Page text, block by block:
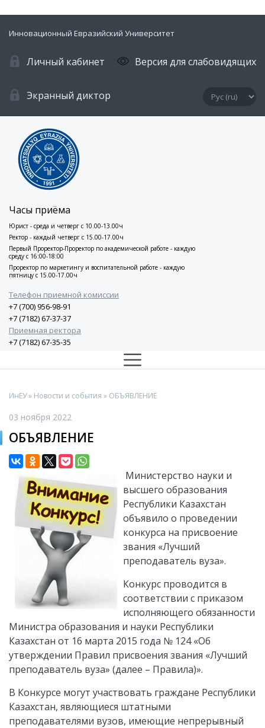
Инновационный Евразийский Университет
Личный кабинет Версия для слабовидящих
Экранный диктор
Часы приёма
Юрист - среда и четверг с 10.00-13.00ч
Ректор - каждый четверг с 15.00-17.00ч
Первый Проректор-Проректор по академической работе - каждую
среду с 16:00-18:00
Проректор по маркетингу и воспитательной работе - каждую
пятницу с 15.00-17.00ч
Телефон приемной комиссии
+7 (700) 956-98-91
+7 (7182) 67-37-37
Приемная ректора
+7 (7182) 67-35-35
ИнЕУ» Новости и события » ОБЪЯВЛЕНИЕ
03 ноября 2022
ОБЪЯВЛЕНИЕ
Министерство науки и
высшего образования
Республики Казахстан
объявило о проведении
конкурса на присвоение
звания «Лучший
преподаватель вуза».
Конкурс проводится в
соответствии с приказом
исполняющего обязанности
Министра образования и науки Республики
Казахстан от 16 марта 2015 года № 124 «Об
утверждении Правил присвоения звания «Лучший
преподаватель вуза» (далее – Правила)».
В Конкурсе могут участвовать граждане Республики
Казахстан, являющиеся штатными
преподавателями вузов, имеющие непрерывный